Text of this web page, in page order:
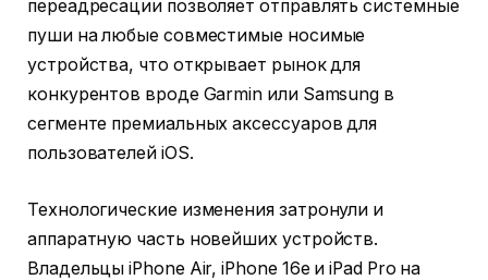
переадресации позволяет отправлять системные
пуши на любые совместимые носимые
устройства, что открывает рынок для
конкурентов вроде Garmin или Samsung в
сегменте премиальных аксессуаров для
пользователей iOS.
Технологические изменения затронули и
аппаратную часть новейших устройств.
Владельцы iPhone Air, iPhone 16e и iPad Pro на